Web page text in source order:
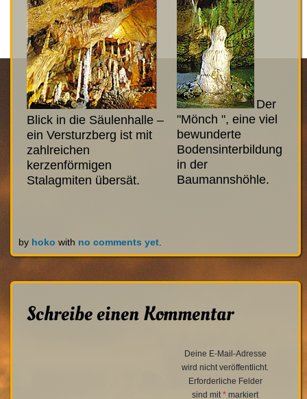
Blick in die Säulenhalle –
ein Versturzberg ist mit
zahlreichen
kerzenförmigen
Stalagmiten übersät.
Der
"Mönch ", eine viel
bewunderte
Bodensinterbildung
in der
Baumannshöhle.
by hoko with no comments yet.
Schreibe einen Kommentar
Deine E-Mail-Adresse
wird nicht veröffentlicht.
Erforderliche Felder
sind mit* markiert